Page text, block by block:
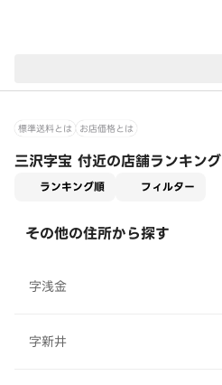
標準送料とは お店価格とは
三沢字宝 付近の店舗ランキング
ランキング順 フィルター
その他の住所から探す
字浅金
字新井